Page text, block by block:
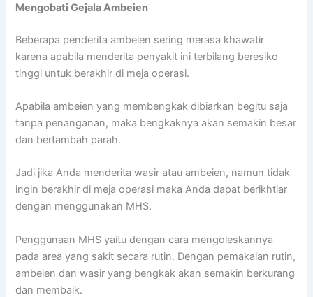
Mengobati Gejala Ambeien
Beberapa penderita ambeien sering merasa khawatir
karena apabila menderita penyakit ini terbilang beresiko
tinggi untuk berakhir di meja operasi.
Apabila ambeien yang membengkak dibiarkan begitu saja
tanpa penanganan, maka bengkaknya akan semakin besar
dan bertambah parah.
Jadi jika Anda menderita wasir atau ambeien, namun tidak
ingin berakhir di meja operasi maka Anda dapat berikhtiar
dengan menggunakan MHS.
Penggunaan MHS yaitu dengan cara mengoleskannya
pada area yang sakit secara rutin. Dengan pemakaian rutin,
ambeien dan wasir yang bengkak akan semakin berkurang
dan membaik.